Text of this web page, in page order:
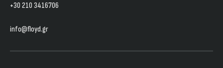
+30 210 3416706
info@floyd.gr